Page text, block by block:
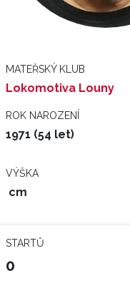
MATEŘSKÝ KLUB
Lokomotiva Louny
ROK NAROZENÍ
1971 (54 let)
VÝŠKA
cm
STARTŮ
0